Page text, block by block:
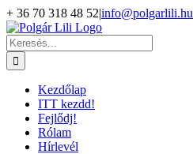
Kihagyás
+ 36 70 318 48 52|info@polgarlili.hu
Keresés...
Kezdőlap
ITT kezdd!
Fejlődj!
Rólam
Hírlevél